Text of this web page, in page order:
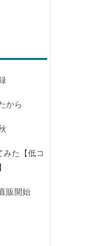
から
みた【低コ
販開始